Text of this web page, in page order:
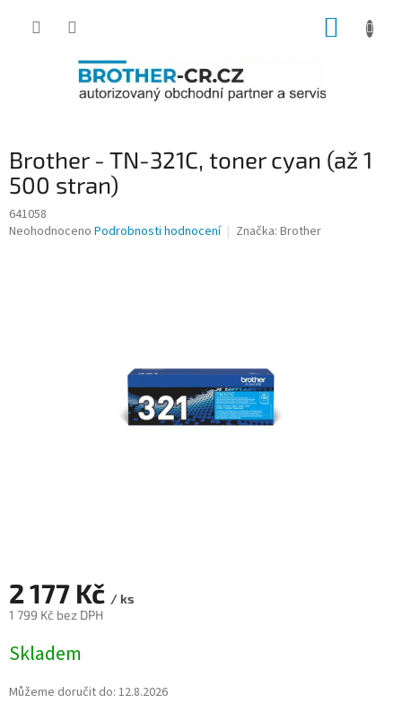
Brother - TN-321C, toner cyan (až 1
500 stran)
641058
Průměrné
Neohodnoceno Podrobnosti hodnocení Značka: Brother
2 177 Kč / ks
1 799 Kč bez DPH
cena:
Skladem
Můžeme doručit do: 12.8.2026